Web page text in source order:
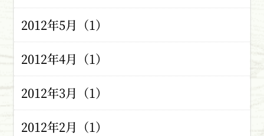
2012年5月（1）
2012年4月（1）
2012年3月（1）
2012年2月（1）